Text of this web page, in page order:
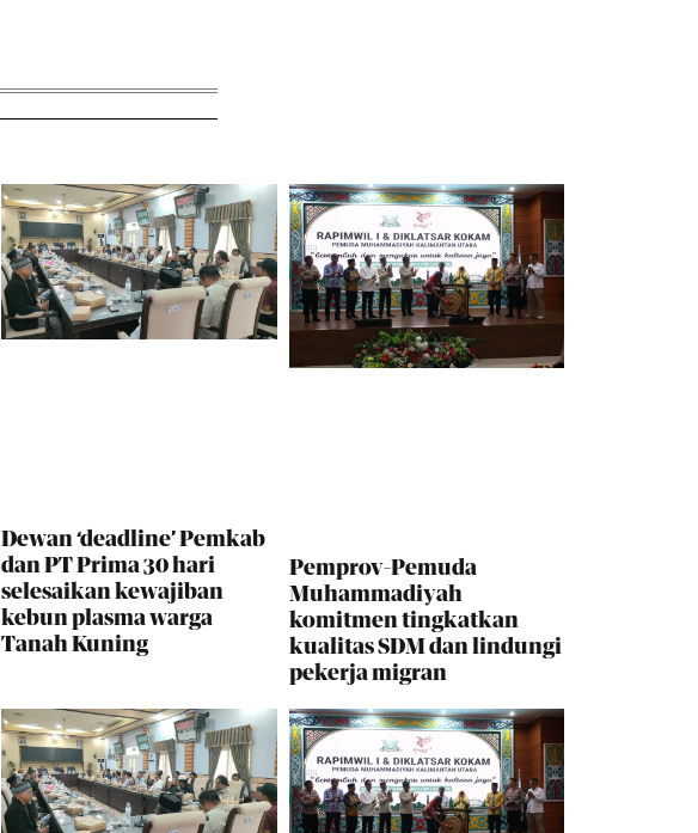
Dewan ‘deadline’ Pemkab
dan PT Prima 30 hari
selesaikan kewajiban
kebun plasma warga
Tanah Kuning
Pemprov-Pemuda
Muhammadiyah
komitmen tingkatkan
kualitas SDM dan lindungi
pekerja migran